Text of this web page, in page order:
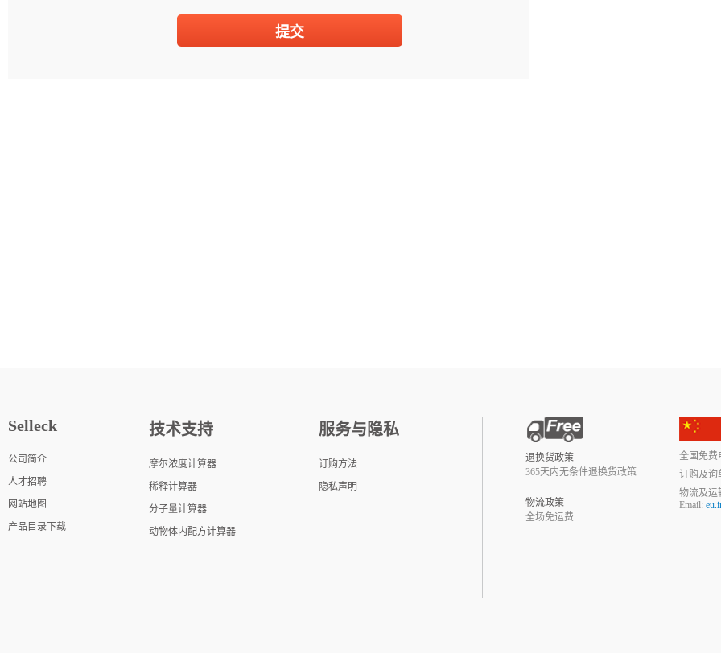
Selleck
公司简介
人才招聘
网站地图
产品目录下载
技术支持
摩尔浓度计算器
稀释计算器
分子量计算器
动物体内配方计算器
服务与隐私
订购方法
隐私声明
退换货政策
365天内无条件退换货政策
物流政策
全场免运费
全国免费
订购及
物流及
Email: